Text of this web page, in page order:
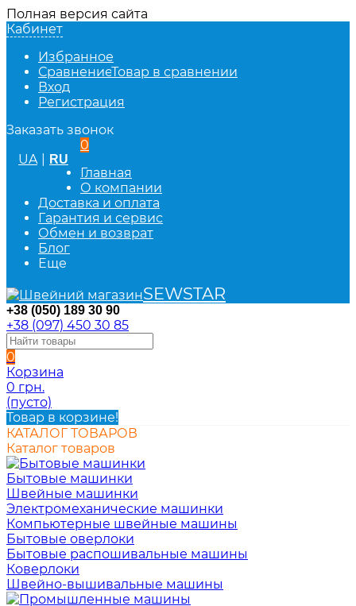
Полная версия сайта
Кабинет
Избранное
СравнениеТовар в сравнении
Вход
Регистрация
Заказать звонок
UA
RU
0
Главная
О компании
Доставка и оплата
Гарантия и сервис
Обмен и возврат
Блог
Еще
SEWSTAR
+38 (050) 189 30 90
+38 (097) 450 30 85
0
Корзина
0 грн.
(пусто)
Товар в корзине!
КАТАЛОГ ТОВАРОВ
Каталог товаров
Бытовые машинки
Швейные машинки
Электромеханические машинки
Компьютерные швейные машины
Бытовые оверлоки
Бытовые распошивальные машины
Коверлоки
Швейно-вышивальные машины